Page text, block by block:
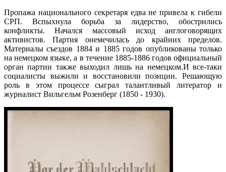
Пропажа национального секретаря едва не привела к гибели
СРП. Вспыхнула борьба за лидерство, обострились
конфликты. Начался массовый исход англоговорящих
активистов. Партия онемечилась до крайних пределов.
Материалы съездов 1884 и 1885 годов опубликованы только
на немецком языке, а в течение 1885-1886 годов официальный
орган партии также выходил лишь на немецком.И все-таки
социалисты выжили и восстановили позиции. Решающую
роль в этом процессе сыграл талантливый литератор и
журналист Вильгельм Розенберг (1850 - 1930).